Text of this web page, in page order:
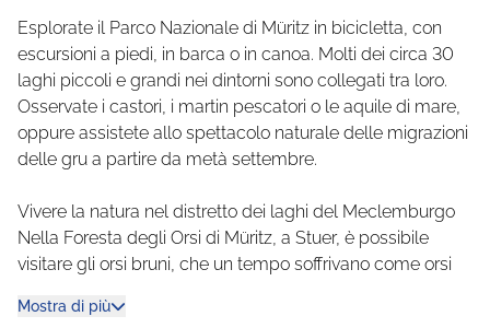
molto altro ancora.
Dopo un'escursione rilassante nei boschi o nel
paesaggio lacustre, recatevi alla sauna finlandese in
baita proprio sulla riva del lago.
La Strelitz Kleinseenplatte, con i suoi numerosi laghi
escursioni in acqua. Nel parco vacanze Havelberge è
possibile noleggiare tutte le barche per esplorare la zona.
Che si tratti di canoe da 3 o kayak da 2 persone, il centro
Esplorate il Parco Nazionale di Müritz in bicicletta, con
escursioni a piedi, in barca o in canoa. Molti dei circa 30
laghi piccoli e grandi nei dintorni sono collegati tra loro.
Osservate i castori, i martin pescatori o le aquile di mare,
oppure assistete allo spettacolo naturale delle migrazioni
delle gru a partire da metà settembre.
Vivere la natura nel distretto dei laghi del Meclemburgo
Nella Foresta degli Orsi di Müritz, a Stuer, è possibile
visitare gli orsi bruni, che un tempo soffrivano come orsi
consono alla specie. Nel parco avventura per animali di
Mostra di più